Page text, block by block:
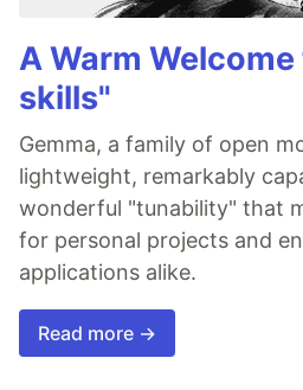
A Warm
skills"
Gemma, a family of open
lightweight, remarkably
wonderful "tunability" that
for personal projects and
applications alike.
Read more →